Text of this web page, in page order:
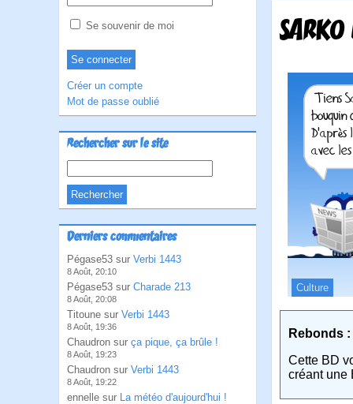
Se souvenir de moi
Créer un compte
Mot de passe oublié
Rechercher sur le site
Derniers commentaires
Pégase53 sur Verbi 1443
8 Août, 20:10
Pégase53 sur Charade 213
8 Août, 20:08
Titoune sur Verbi 1443
8 Août, 19:36
Chaudron sur ça pique, ça brûle !
8 Août, 19:23
Chaudron sur Verbi 1443
8 Août, 19:22
ennelle sur La météo d'aujourd'hui !
Culture
Rebonds :
Cette BD
créant une